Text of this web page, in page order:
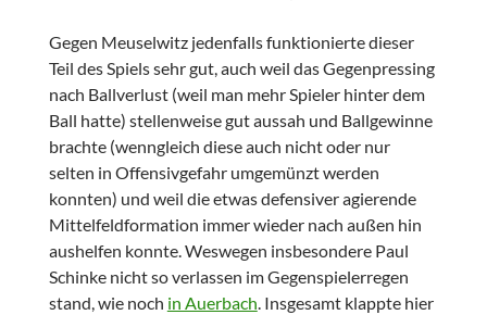
Gegen Meuselwitz jedenfalls funktionierte dieser
Teil des Spiels sehr gut, auch weil das Gegenpressing
nach Ballverlust (weil man mehr Spieler hinter dem
Ball hatte) stellenweise gut aussah und Ballgewinne
brachte (wenngleich diese auch nicht oder nur
selten in Offensivgefahr umgemünzt werden
konnten) und weil die etwas defensiver agierende
Mittelfeldformation immer wieder nach außen hin
aushelfen konnte. Weswegen insbesondere Paul
Schinke nicht so verlassen im Gegenspielerregen
stand, wie noch in Auerbach. Insgesamt klappte hier